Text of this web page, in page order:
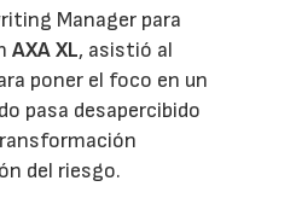
Manager para
AXA XL, asistió al
poner el foco en un
pasa desapercibido
del riesgo.